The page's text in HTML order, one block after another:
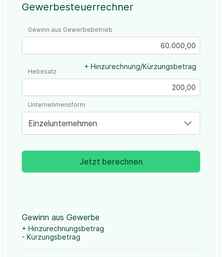
Gewerbesteuerrechner
Gewinn aus Gewerbebetrieb
+ Hinzurechnung/Kürzungsbetrag
Hebesatz
Einzelunternehmen
Unternehmensform
Jetzt berechnen
Gewinn aus Gewerbe
+ Hinzurechnungsbetrag
- Kürzungsbetrag